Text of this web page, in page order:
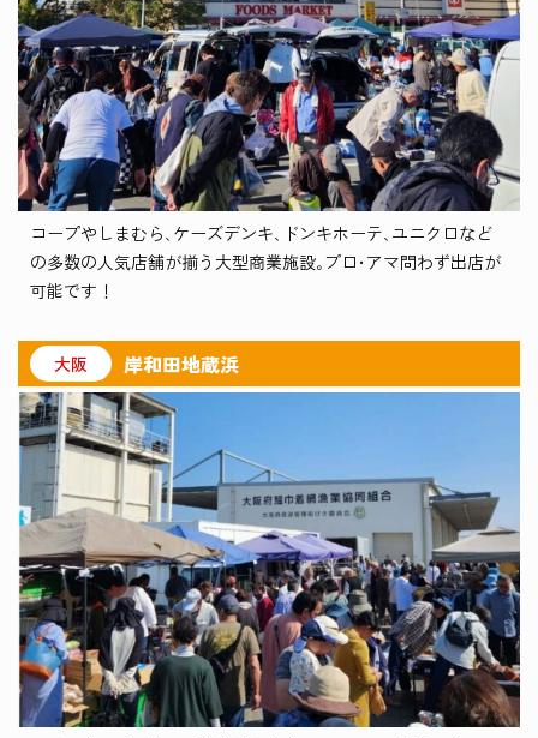
コープやしまむら､ケーズデンキ､ドンキホーテ､ユニクロなど
の多数の人気店舗が揃う大型商業施設｡プロ･アマ問わず出店が
可能です！
大阪 岸和田地蔵浜